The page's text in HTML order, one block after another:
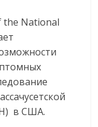
the National
в США.